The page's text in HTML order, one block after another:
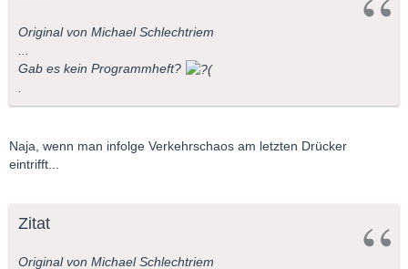
Original von Michael Schlechtriem
Gab es kein Programmheft?
.
Naja, wenn man infolge Verkehrschaos am letzten Drücker
eintrifft...
Zitat
Original von Michael Schlechtriem